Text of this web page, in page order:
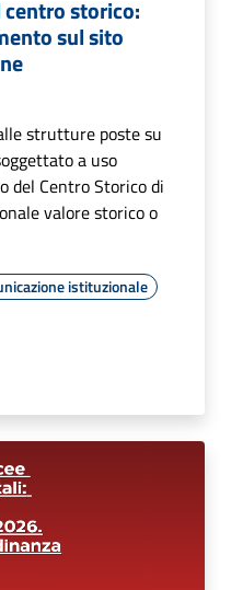
centro storico:
sul sito
strutture poste su
a uso
del Centro Storico di
valore storico o
istituzionale